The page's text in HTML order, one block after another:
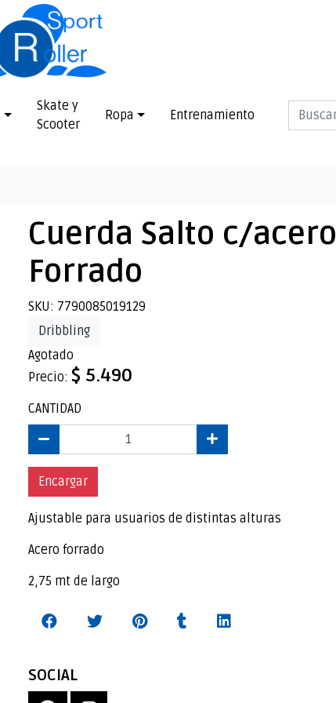
Skate y
Scooter
Ropa Entrenamiento
Cuerda Salto c/acero
Forrado
SKU: 7790085019129
Dribbling
Agotado
Precio: $ 5.490
CANTIDAD
Encargar
Ajustable para usuarios de distintas alturas
Acero forrado
2,75 mt de largo
SOCIAL